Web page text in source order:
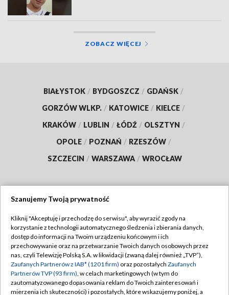
ZOBACZ WIĘCEJ
BIAŁYSTOK / BYDGOSZCZ / GDAŃSK /
GORZÓW WLKP. / KATOWICE / KIELCE /
KRAKÓW / LUBLIN / ŁÓDŹ / OLSZTYN /
OPOLE / POZNAŃ / RZESZÓW /
SZCZECIN / WARSZAWA / WROCŁAW
TVP
Abonament TVP
Emisja w TVP
Centrum informacji TVP
Regulamin TVP
Polityka prywatności
Moje zgody
Szanujemy Twoją prywatność
Kliknij "Akceptuję i przechodzę do serwisu", aby wyrazić zgody na
korzystanie z technologii automatycznego śledzenia i zbierania danych,
dostęp do informacji na Twoim urządzeniu końcowym i ich
przechowywanie oraz na przetwarzanie Twoich danych osobowych przez
nas, czyli Telewizję Polską S.A. w likwidacji (zwaną dalej również „TVP”),
Zaufanych Partnerów z IAB* (1201 firm) oraz pozostałych Zaufanych
Partnerów TVP (93 firm), w celach marketingowych (w tym do
zautomatyzowanego dopasowania reklam do Twoich zainteresowań i
mierzenia ich skuteczności) i pozostałych, które wskazujemy poniżej, a